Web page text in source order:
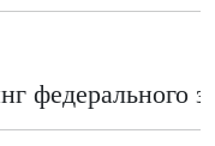
федерального